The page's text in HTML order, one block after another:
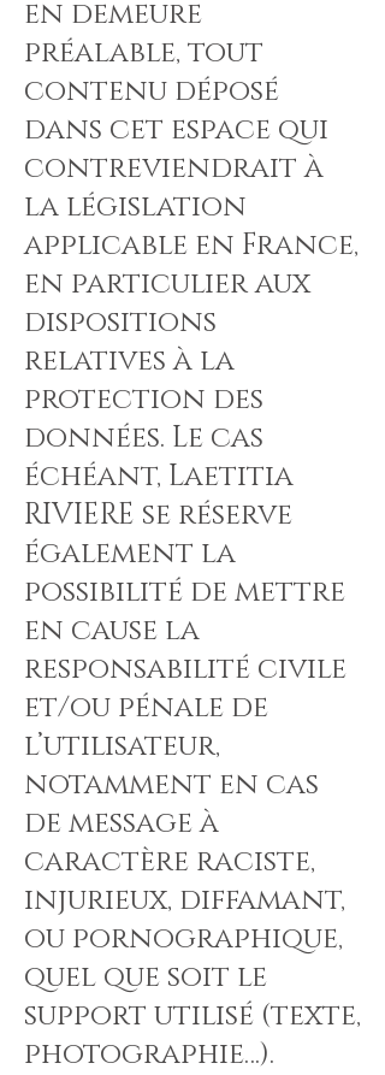
en demeure
préalable, tout
contenu déposé
dans cet espace qui
contreviendrait à
la législation
applicable en France,
en particulier aux
dispositions
relatives à la
protection des
données. Le cas
échéant, Laetitia
RIVIERE se réserve
également la
possibilité de mettre
en cause la
responsabilité civile
et/ou pénale de
l’utilisateur,
notamment en cas
de message à
caractère raciste,
injurieux, diffamant,
ou pornographique,
quel que soit le
support utilisé (texte,
photographie…).